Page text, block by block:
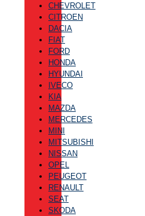
CHEVROLET
CITROEN
DACIA
FIAT
FORD
HONDA
HYUNDAI
IVECO
KIA
MAZDA
MERCEDES
MINI
MITSUBISHI
NISSAN
OPEL
PEUGEOT
RENAULT
SEAT
SKODA